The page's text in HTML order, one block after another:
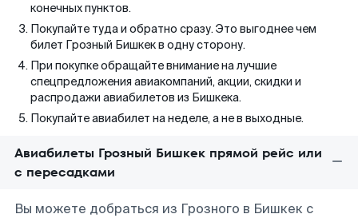
конечных пунктов.
Покупайте туда и обратно сразу. Это выгоднее чем
билет Грозный Бишкек в одну сторону.
При покупке обращайте внимание на лучшие
спецпредложения авиакомпаний, акции, скидки и
распродажи авиабилетов из Бишкека.
Покупайте авиабилет на неделе, а не в выходные.
Авиабилеты Грозный Бишкек прямой рейс или
с пересадками
Вы можете добраться из Грозного в Бишкек с